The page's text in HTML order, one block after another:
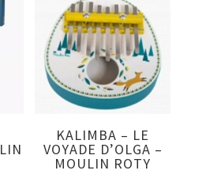
KALIMBA – LE
VOYADE D’OLGA –
MOULIN ROTY